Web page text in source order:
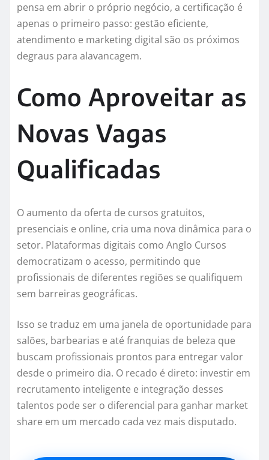
pensa em abrir o próprio negócio, a certificação é
apenas o primeiro passo: gestão eficiente,
atendimento e marketing digital são os próximos
degraus para alavancagem.
Como Aproveitar as
Novas Vagas
Qualificadas
O aumento da oferta de cursos gratuitos,
presenciais e online, cria uma nova dinâmica para o
setor. Plataformas digitais como Anglo Cursos
democratizam o acesso, permitindo que
profissionais de diferentes regiões se qualifiquem
sem barreiras geográficas.
Isso se traduz em uma janela de oportunidade para
salões, barbearias e até franquias de beleza que
buscam profissionais prontos para entregar valor
desde o primeiro dia. O recado é direto: investir em
recrutamento inteligente e integração desses
talentos pode ser o diferencial para ganhar market
share em um mercado cada vez mais disputado.